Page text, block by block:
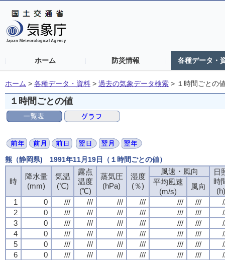
ホーム 防災情報 各種データ・
ホーム > 各種データ・資料 > 過去の気象データ検索 > １時間ごとの
１時間ごとの値
熊（静岡県) 1991年11月19日（１時間ごとの値）
時
降水量
(mm)
気温
(℃)
露点
温度
(℃)
蒸気圧
(hPa)
湿度
(％)
風速・風向
日
時
(h)
平均風速
(m/s)
風向
1
0 /// /// /// /// /// ///
2
0 /// /// /// /// /// ///
3
0 /// /// /// /// /// ///
4
0 /// /// /// /// /// ///
5
0 /// /// /// /// /// ///
6
0 /// /// /// /// /// ///